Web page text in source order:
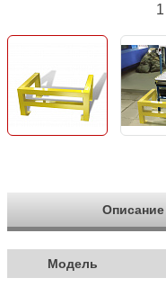
1
Описание
Модель